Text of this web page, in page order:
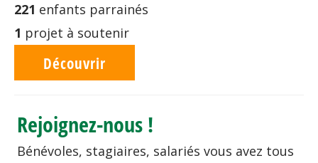
221 enfants parrainés
1 projet à soutenir
Découvrir
Rejoignez-nous !
Bénévoles, stagiaires, salariés vous avez tous